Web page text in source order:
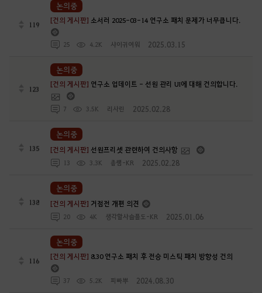
119 [건의 게시판]소서러 2025-03-14 연구소 패치 문제가 너무큽니다.
25 4.2K 샤이귀여워 2025.03.15
논의중
123
[건의 게시판] 연구소 업데이트 - 선원 관리 UI에 대해 건의합니다.
7 3.5K 리사린 2025.02.28
논의중
135 [건의 게시판]선원프리셋 관련하여 건의사항
13 3.3K 좀썜-KR 2025.02.28
논의중
138 [건의 게시판] 거점전 개편 의견
20 4K 생각할사슬플도-KR 2025.01.06
논의중
116 [건의 게시판] 8.30 연구소 패치 후 전승 미스틱 패치 방향성 건의
37 5.2K 피빠뿌 2024.08.30
논의중